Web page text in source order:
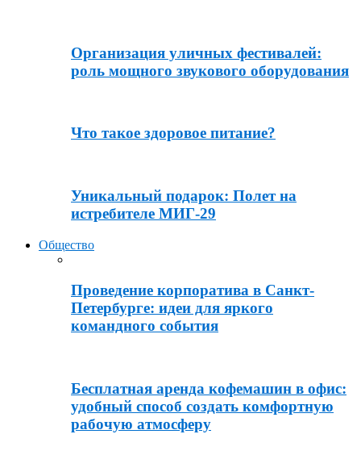
Организация уличных фестивалей:
роль мощного звукового оборудования
Что такое здоровое питание?
Уникальный подарок: Полет на
истребителе МИГ-29
Общество
Проведение корпоратива в Санкт-
Петербурге: идеи для яркого
командного события
Бесплатная аренда кофемашин в офис:
удобный способ создать комфортную
рабочую атмосферу